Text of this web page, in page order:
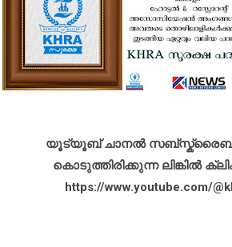
യൂട്യൂബ് ചാനൽ
കൊടുത്തിരിക്കുന്ന ലിങ്കിൽ
https://www.youtube.com/